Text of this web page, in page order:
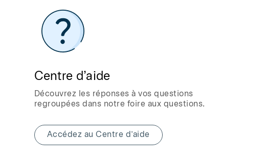
Centre d’aide
Découvrez les réponses à vos questions
regroupées dans notre foire aux questions.
Accédez au Centre d’aide